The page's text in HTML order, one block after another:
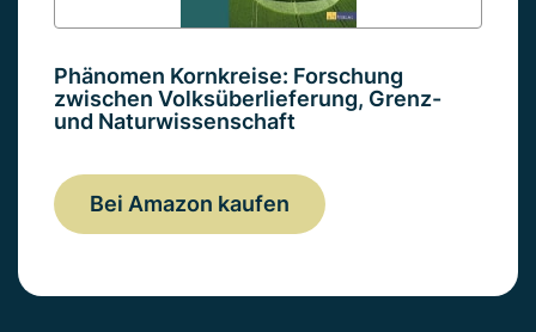
Phänomen Kornkreise: Forschung
zwischen Volksüberlieferung, Grenz-
und Naturwissenschaft
Bei Amazon kaufen